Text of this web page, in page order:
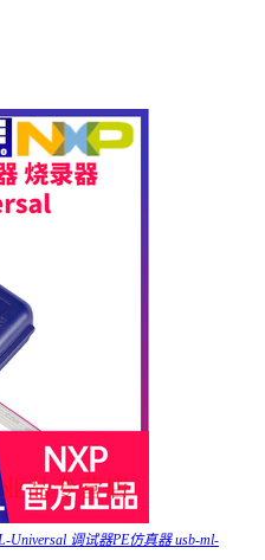
调试器PE仿真器 usb-ml-